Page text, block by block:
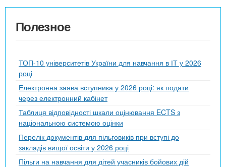
Полезное
ТОП-10 університетів України для навчання в ІТ у 2026
році
Електронна заява вступника у 2026 році: як подати
через електронний кабінет
Таблиця відповідності шкали оцінювання ECTS з
національною системою оцінки
Перелік документів для пільговиків при вступі до
закладів вищої освіти у 2026 році
Пільги на навчання для дітей учасників бойових дій